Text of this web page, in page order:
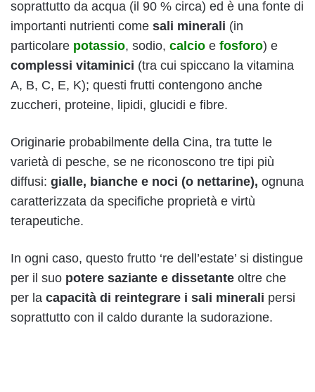
soprattutto da acqua (il 90 % circa) ed è una fonte di
importanti nutrienti come sali minerali (in
particolare potassio, sodio, calcio e fosforo) e
complessi vitaminici (tra cui spiccano la vitamina
A, B, C, E, K); questi frutti contengono anche
zuccheri, proteine, lipidi, glucidi e fibre.
Originarie probabilmente della Cina, tra tutte le
varietà di pesche, se ne riconoscono tre tipi più
diffusi: gialle, bianche e noci (o nettarine), ognuna
caratterizzata da specifiche proprietà e virtù
terapeutiche.
In ogni caso, questo frutto ‘re dell’estate’ si distingue
per il suo potere saziante e dissetante oltre che
per la capacità di reintegrare i sali minerali persi
soprattutto con il caldo durante la sudorazione.